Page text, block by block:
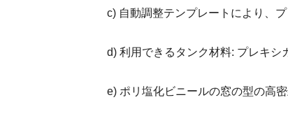
c) 自動調整テンプレートにより、
d) 利用できるタンク材料: プレキシ
e) ポリ塩化ビニールの窓の型の高